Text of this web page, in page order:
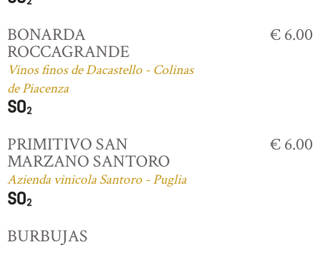
BONARDA
ROCCAGRANDE
Vinos finos de Dacastello - Colinas
de Piacenza
€ 6.00
PRIMITIVO SAN
MARZANO SANTORO
Azienda vinicola Santoro - Puglia
€ 6.00
BURBUJAS